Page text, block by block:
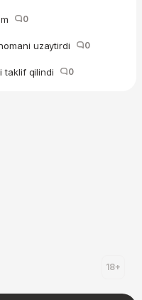
0
uzaytirdi 0
taklif qilindi 0
18+